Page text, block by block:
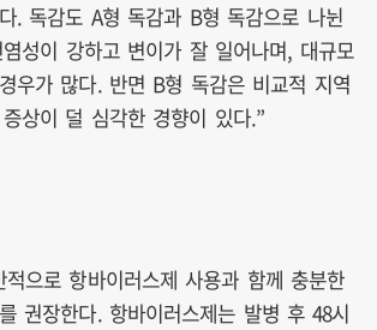
. 독감도 A형 독감과 B형 독감으로 나뉜
성이 강하고 변이가 잘 일어나며, 대규모
우가 많다. 반면 B형 독감은 비교적 지역
상이 덜 심각한 경향이 있다.”
적으로 항바이러스제 사용과 함께 충분한
권장한다. 항바이러스제는 발병 후 48시